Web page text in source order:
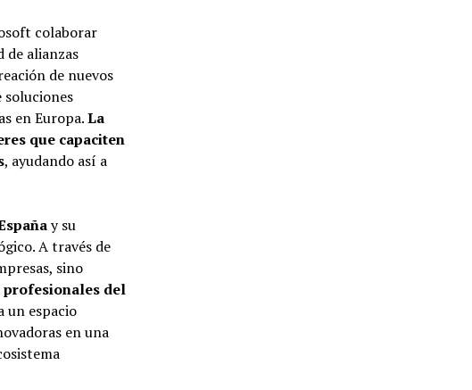
colaborar
de alianzas
de nuevos
en Europa.La
que capaciten
, ayudando así a
y su
A través de
sino
profesionales del
un espacio
en una